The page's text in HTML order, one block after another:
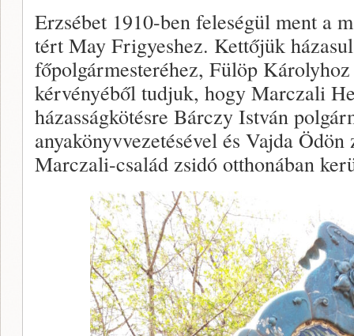
Erzsébet 1910-ben feleségül ment a
tért May Frigyeshez. Kettőjük
főpolgármesteréhez, Fülöp
kérvényéből tudjuk, hogy Marczali
házasságkötésre Bárczy István
anyakönyvvezetésével és Vajda
Marczali-család zsidó otthonában